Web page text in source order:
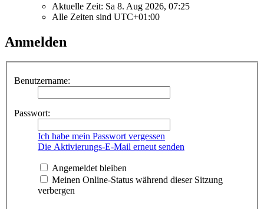
Aktuelle Zeit: Sa 8. Aug 2026, 07:25
Alle Zeiten sind UTC+01:00
Anmelden
Benutzername:
Passwort:
Ich habe mein Passwort vergessen
Die Aktivierungs-E-Mail erneut senden
Angemeldet bleiben
Meinen Online-Status während dieser Sitzung
verbergen